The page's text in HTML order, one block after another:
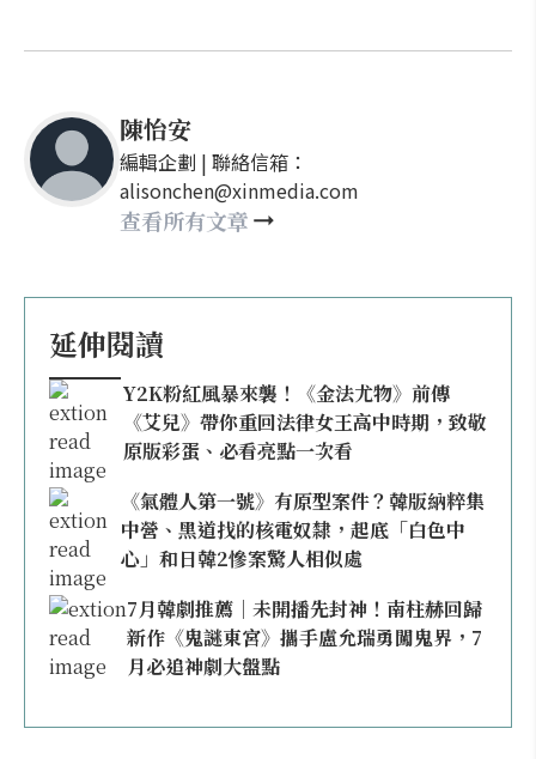
陳怡安
編輯企劃 | 聯絡信箱：
alisonchen@xinmedia.com
查看所有文章
延伸閱讀
Y2K粉紅風暴來襲！《金法尤物》前傳
《艾兒》帶你重回法律女王高中時期，致敬
原版彩蛋、必看亮點一次看
《氣體人第一號》有原型案件？韓版納粹集
中營、黑道找的核電奴隸，起底「白色中
心」和日韓2慘案驚人相似處
7月韓劇推薦｜未開播先封神！南柱赫回歸
新作《鬼謎東宮》攜手盧允瑞勇闖鬼界，7
月必追神劇大盤點